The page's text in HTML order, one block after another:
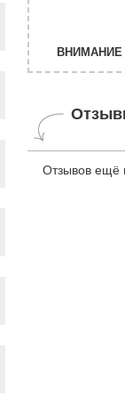
ВНИМАНИЕ
Отзывов ещё